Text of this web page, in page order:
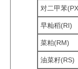
对二甲苯
早籼稻(RI)
菜粕(RM)
油菜籽(RS)